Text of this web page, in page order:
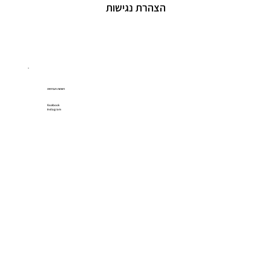
הצהרת נגישות
רשתות חברתיות
Facebook
Instagram